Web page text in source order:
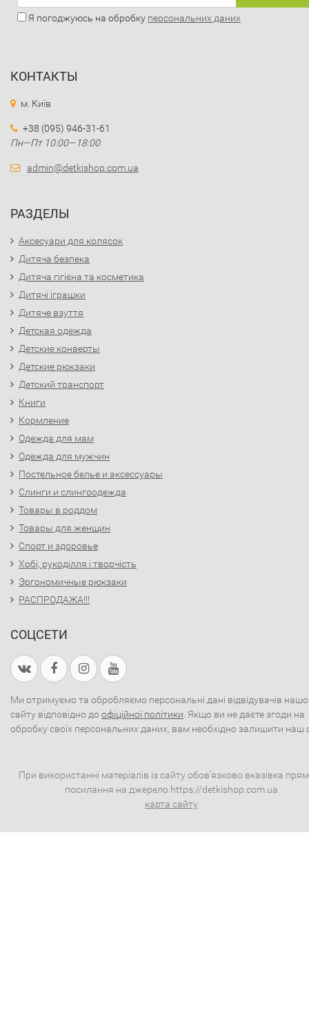
Я погоджуюсь на обробку персональних даних
КОНТАКТЫ
м. Київ
+38 (095) 946-31-61
Пн—Пт 10:00—18:00
admin@detkishop.com.ua
РАЗДЕЛЫ
Аксесуари для колясок
Дитяча безпека
Дитяча гігієна та косметика
Дитячі іграшки
Дитяче взуття
Детская одежда
Детские конверты
Детские рюкзаки
Детский транспорт
Книги
Кормление
Одежда для мам
Одежда для мужчин
Постельное белье и аксессуары
Слинги и слингоодежда
Товары в роддом
Товары для женщин
Спорт и здоровье
Хобі, рукоділля і творчість
Эргономичные рюкзаки
РАСПРОДАЖА!!!
СОЦСЕТИ
Ми отримуємо та обробляємо персональні дані відвідувачів
сайту відповідно до офіційної політики . Якщо ви не даєте згоди на
обробку своїх персональних даних, вам необхідно залишити наш
При використанні матеріалів із сайту обов'язково вказівка
посилання на джерело https://detkishop.com.ua
карта сайту